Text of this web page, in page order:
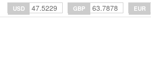
USD 47.5229 GBP 63.7878 EUR